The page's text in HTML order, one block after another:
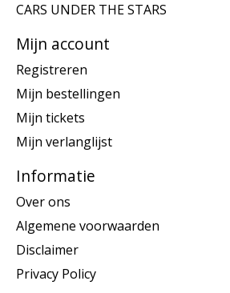
CARS UNDER THE STARS
Mijn account
Registreren
Mijn bestellingen
Mijn tickets
Mijn verlanglijst
Informatie
Over ons
Algemene voorwaarden
Disclaimer
Privacy Policy